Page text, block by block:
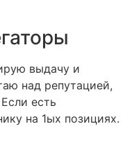
выдачу и
над репутацией,
есть
на 1ых позициях.